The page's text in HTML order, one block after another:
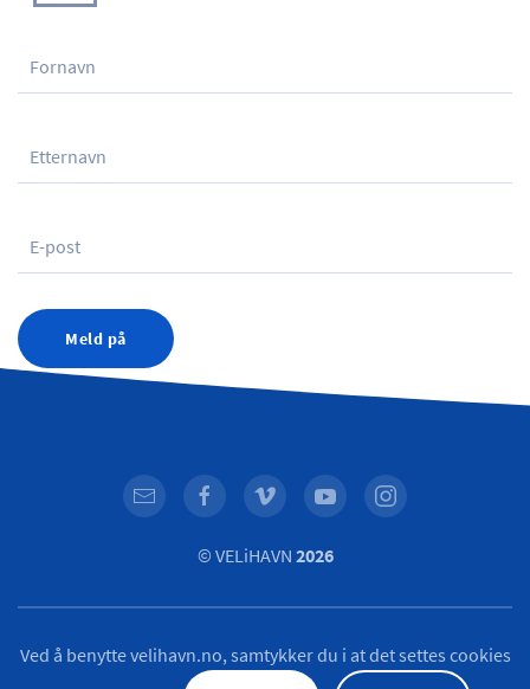
Meld på
© VELiHAVN 2026
Ved å benytte velihavn.no, samtykker du i at det settes cookies